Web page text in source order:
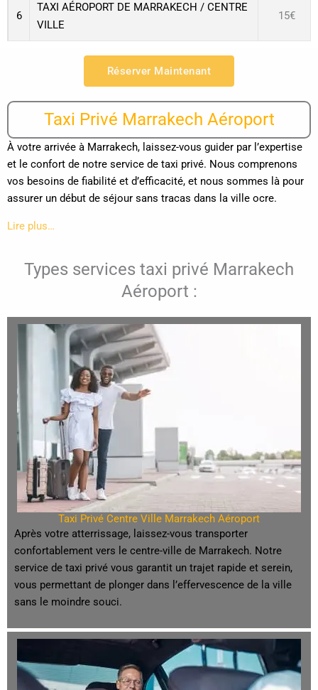
6
TAXI AÉROPORT DE MARRAKECH / CENTRE
VILLE
15€
Réserver Maintenant
Taxi Privé Marrakech Aéroport
À votre arrivée à Marrakech, laissez-vous guider par l’expertise
et le confort de notre service de taxi privé. Nous comprenons
vos besoins de fiabilité et d’efficacité, et nous sommes là pour
assurer un début de séjour sans tracas dans la ville ocre.
Lire plus…
Types services taxi privé Marrakech
Aéroport :
Taxi Privé Centre Ville Marrakech Aéroport
Après votre atterrissage, laissez-vous transporter
confortablement vers le centre-ville de Marrakech. Notre
service de taxi privé vous garantit un trajet rapide et serein,
vous permettant de plonger dans l’effervescence de la ville
sans le moindre souci.